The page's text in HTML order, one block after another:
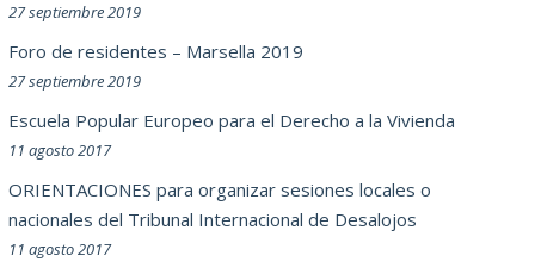
27 septiembre 2019
Foro de residentes – Marsella 2019
27 septiembre 2019
Escuela Popular Europeo para el Derecho a la Vivienda
11 agosto 2017
ORIENTACIONES para organizar sesiones locales o
nacionales del Tribunal Internacional de Desalojos
11 agosto 2017